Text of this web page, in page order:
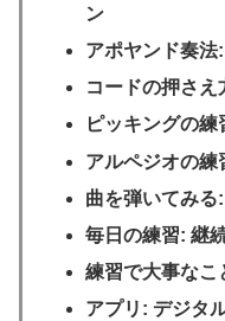
ン
アポヤンド奏法
コードの押さ
ピッキングの
アルペジオの練
曲を弾いてみる
毎日の練習: 継
練習で大事なこ
アプリ: デジタ